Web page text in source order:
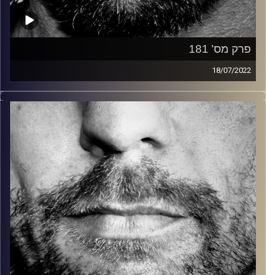
פרק מס' 181
18/07/2022
זיפים, מוזיקה מחוספסת של הופעות חיות. הרבה ג'אם, רוק,
בלוז, bluegrass, ג'אז, Fאנק, פרוגרסיב ואפילו אלקטרוניקה.
כל מה שחי, אמיתי ונושם.
עם שמוליק רגב.
קרדיט תמונות: David Goehring